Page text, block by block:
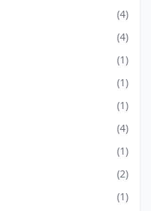
(4)
(4)
(1)
(1)
(1)
(4)
(1)
(2)
(1)